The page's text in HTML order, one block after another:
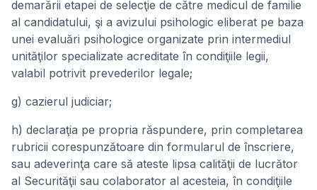
demarării etapei de selecţie de către medicul de familie
al candidatului, şi a avizului psihologic eliberat pe baza
unei evaluări psihologice organizate prin intermediul
unităţilor specializate acreditate în condiţiile legii,
valabil potrivit prevederilor legale;
g) cazierul judiciar;
h) declaraţia pe propria răspundere, prin completarea
rubricii corespunzătoare din formularul de înscriere,
sau adeverinţa care să ateste lipsa calităţii de lucrător
al Securităţii sau colaborator al acesteia, în condiţiile